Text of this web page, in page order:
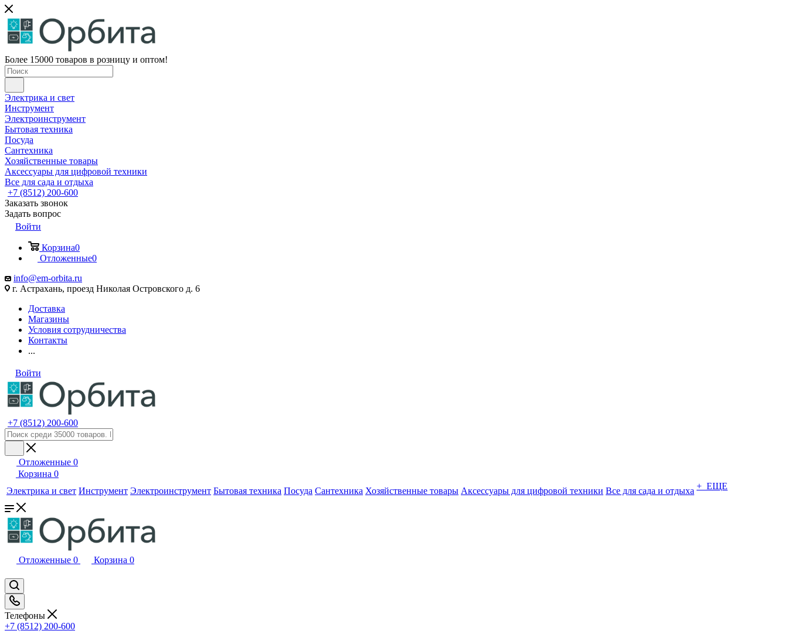
Более 15000 товаров в розницу и оптом!
Электрика и свет
Инструмент
Электроинструмент
Бытовая техника
Посуда
Сантехника
Хозяйственные товары
Аксессуары для цифровой техники
Все для сада и отдыха
+7 (8512) 200-600
Заказать звонок
Задать вопрос
Войти
Корзина0
Отложенные0
info@em-orbita.ru
г. Астрахань, проезд Николая Островского д. 6
Доставка
Магазины
Условия сотрудничества
Контакты
...
Войти
+7 (8512) 200-600
Отложенные 0
Корзина 0
Электрика и свет Инструмент Электроинструмент Бытовая техника Посуда Сантехника Хозяйственные товары Аксессуары для цифровой техники Все для сада и отдыха + ЕЩЕ
Отложенные 0 Корзина 0
Телефоны
+7 (8512) 200-600